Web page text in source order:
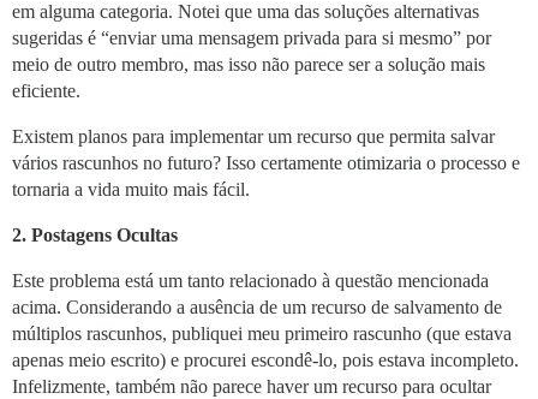
em alguma categoria. Notei que uma das soluções alternativas
sugeridas é “enviar uma mensagem privada para si mesmo” por
meio de outro membro, mas isso não parece ser a solução mais
eficiente.
Existem planos para implementar um recurso que permita salvar
vários rascunhos no futuro? Isso certamente otimizaria o processo e
tornaria a vida muito mais fácil.
2. Postagens Ocultas
Este problema está um tanto relacionado à questão mencionada
acima. Considerando a ausência de um recurso de salvamento de
múltiplos rascunhos, publiquei meu primeiro rascunho (que estava
apenas meio escrito) e procurei escondê-lo, pois estava incompleto.
Infelizmente, também não parece haver um recurso para ocultar